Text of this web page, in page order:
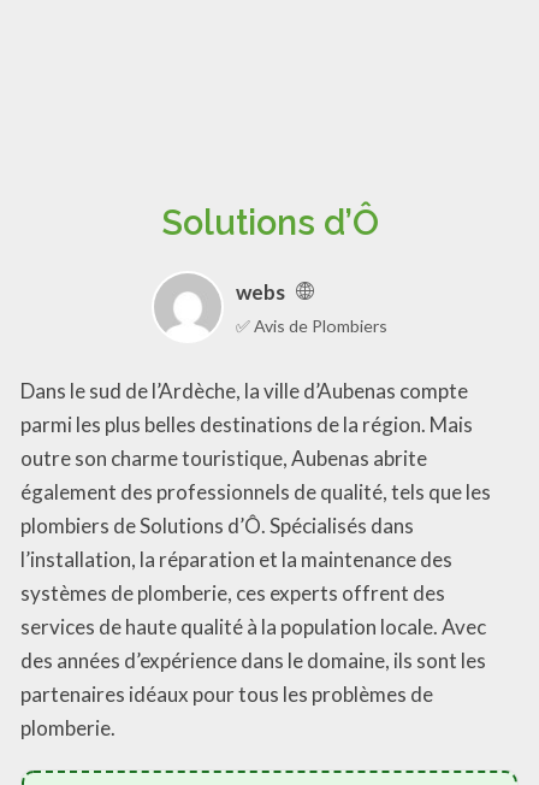
Solutions d’Ô
webs
✅ Avis de Plombiers
Dans le sud de l’Ardèche, la ville d’Aubenas compte
parmi les plus belles destinations de la région. Mais
outre son charme touristique, Aubenas abrite
également des professionnels de qualité, tels que les
plombiers de Solutions d’Ô. Spécialisés dans
l’installation, la réparation et la maintenance des
systèmes de plomberie, ces experts offrent des
services de haute qualité à la population locale. Avec
des années d’expérience dans le domaine, ils sont les
partenaires idéaux pour tous les problèmes de
plomberie.